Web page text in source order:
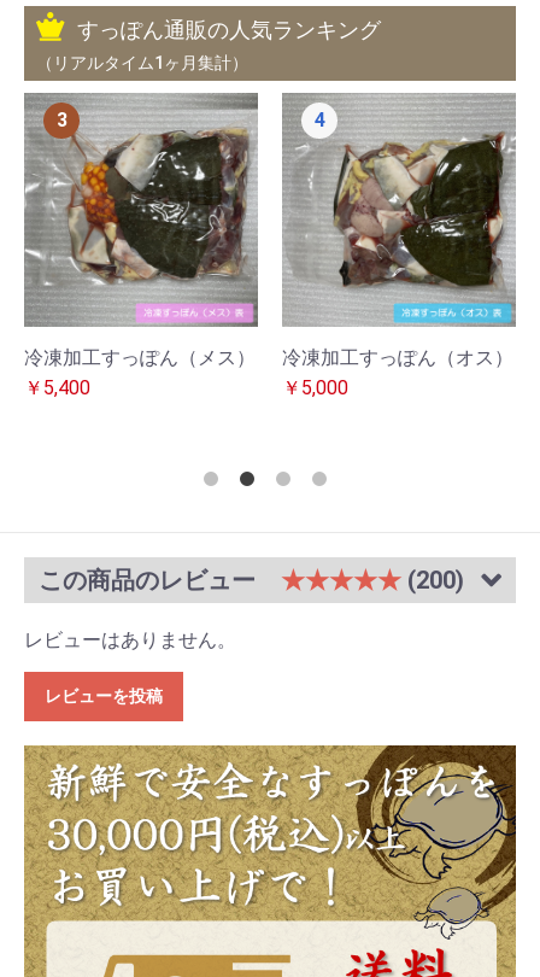
すっぽん通販の人気ランキング
（リアルタイム1ヶ月集計）
冷凍加工すっぽん（メス）
￥5,400
3
冷凍加工すっぽん（オス）
￥5,000
4
この商品のレビュー ★★★★★ (200)
レビューはありません。
レビューを投稿